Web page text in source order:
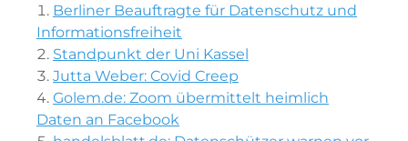
Berliner Beauftragte für Datenschutz und
Informationsfreiheit
Standpunkt der Uni Kassel
Jutta Weber: Covid Creep
Golem.de: Zoom übermittelt heimlich
Daten an Facebook